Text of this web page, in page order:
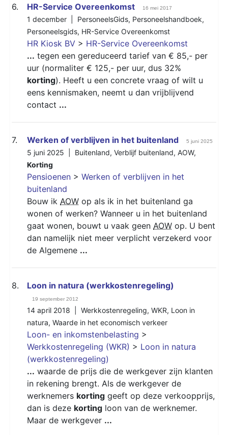
6. HR-Service Overeenkomst 16 mei 2017
1 december | PersoneelsGids, Personeelshandboek,
Personeelsgids, HR-Service Overeenkomst
HR Kiosk BV > HR-Service Overeenkomst
... tegen een gereduceerd tarief van € 85,- per
uur (normaliter € 125,- per uur, dus 32%
korting). Heeft u een concrete vraag of wilt u
eens kennismaken, neemt u dan vrijblijvend
contact ...
7. Werken of verblijven in het buitenland 5 juni 2025
5 juni 2025 | Buitenland, Verblijf buitenland, AOW,
Korting
Pensioenen > Werken of verblijven in het
buitenland
Bouw ik AOW op als ik in het buitenland ga
wonen of werken? Wanneer u in het buitenland
gaat wonen, bouwt u vaak geen AOW op. U bent
dan namelijk niet meer verplicht verzekerd voor
de Algemene ...
8. Loon in natura (werkkostenregeling)
19 september 2012
14 april 2018 | Werkkostenregeling, WKR, Loon in
natura, Waarde in het economisch verkeer
Loon- en inkomstenbelasting >
Werkkostenregeling (WKR) > Loon in natura
(werkkostenregeling)
... waarde de prijs die de werkgever zijn klanten
in rekening brengt. Als de werkgever de
werknemers korting geeft op deze verkoopprijs,
dan is deze korting loon van de werknemer.
Maar de werkgever ...